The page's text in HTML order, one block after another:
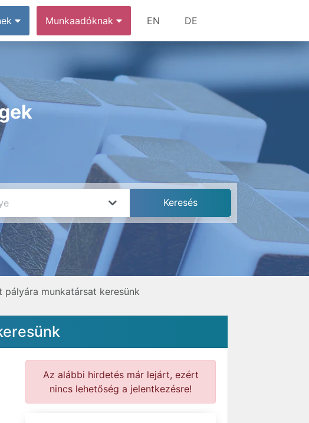
Munkaadóknak EN DE
munkatársat keresünk
Az alábbi hirdetés már lejárt, ezért
nincs lehetőség a jelentkezésre!